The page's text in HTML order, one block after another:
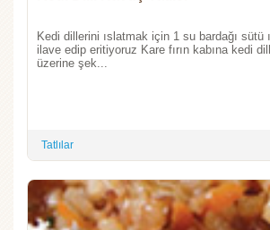
Kedi dillerini ıslatmak için 1 su bardağı sütü
ilave edip eritiyoruz Kare fırın kabına kedi
üzerine şek...
Tatlılar